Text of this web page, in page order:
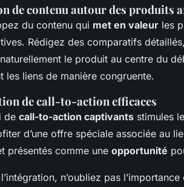
de contenu autour des produits
du contenu qui met en valeur les
Rédigez des comparatifs
le produit au centre du
les liens de manière congruente.
de call-to-action efficaces
de call-to-action captivants stimules
d’une offre spéciale associée au
présentés comme une opportunité
n’oubliez pas